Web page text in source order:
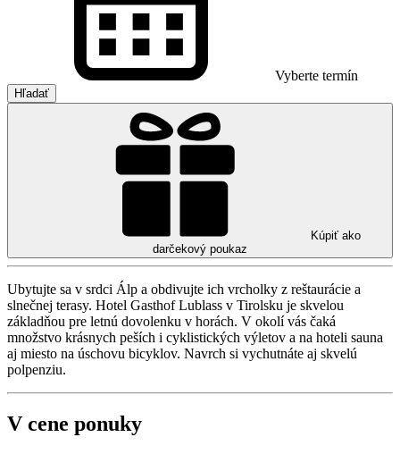
Vyberte termín
Hľadať
Kúpiť ako
darčekový poukaz
Ubytujte sa v srdci Álp a obdivujte ich vrcholky z reštaurácie a
slnečnej terasy. Hotel Gasthof Lublass v Tirolsku je skvelou
základňou pre letnú dovolenku v horách. V okolí vás čaká
množstvo krásnych peších i cyklistických výletov a na hoteli sauna
aj miesto na úschovu bicyklov. Navrch si vychutnáte aj skvelú
polpenziu.
V cene ponuky